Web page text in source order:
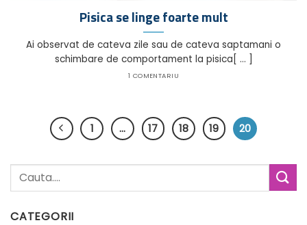
CATEGORII
Pisica se linge foarte mult
Ai observat de cateva zile sau de cateva saptamani o
schimbare de comportament la pisica[ ... ]
1 COMENTARIU
1 … 17 18 19 20